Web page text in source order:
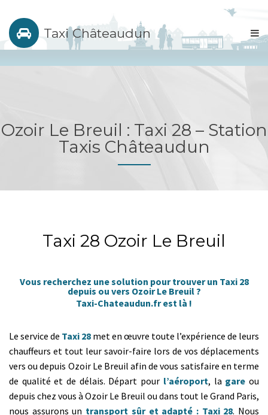
Taxi Châteaudun
Ozoir Le Breuil : Taxi 28 – Station
Taxis Châteaudun
Taxi 28 Ozoir Le Breuil
Vous recherchez une solution pour trouver un Taxi 28
depuis ou vers Ozoir Le Breuil ?
Taxi-Chateaudun.fr est là !
Le service de Taxi 28 met en œuvre toute l’expérience de leurs
chauffeurs et tout leur savoir-faire lors de vos déplacements
vers ou depuis Ozoir Le Breuil afin de vous satisfaire en terme
de qualité et de délais. Départ pour l’aéroport, la gare ou
depuis chez vous à Ozoir Le Breuil ou dans tout le Grand Paris,
nous assurons un transport sûr et adapté : Taxi 28. Nous